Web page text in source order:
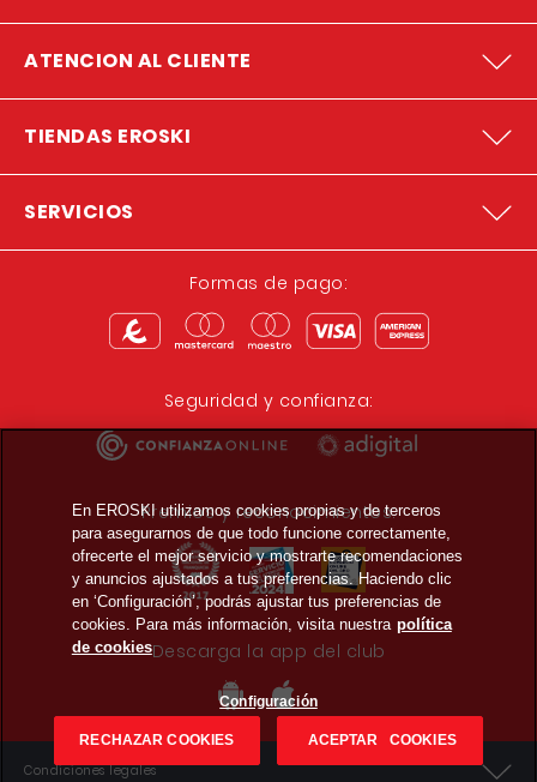
ATENCION AL CLIENTE
TIENDAS EROSKI
SERVICIOS
Formas de pago:
Seguridad y confianza:
Premios y reconocimientos:
Descarga la app del club
Condiciones legales
En EROSKI utilizamos cookies propias y de terceros
para asegurarnos de que todo funcione correctamente,
ofrecerte el mejor servicio y mostrarte recomendaciones
y anuncios ajustados a tus preferencias. Haciendo clic
en ‘Configuración’, podrás ajustar tus preferencias de
cookies. Para más información, visita nuestra política
de cookies
Configuración
RECHAZAR COOKIES ACEPTAR COOKIES